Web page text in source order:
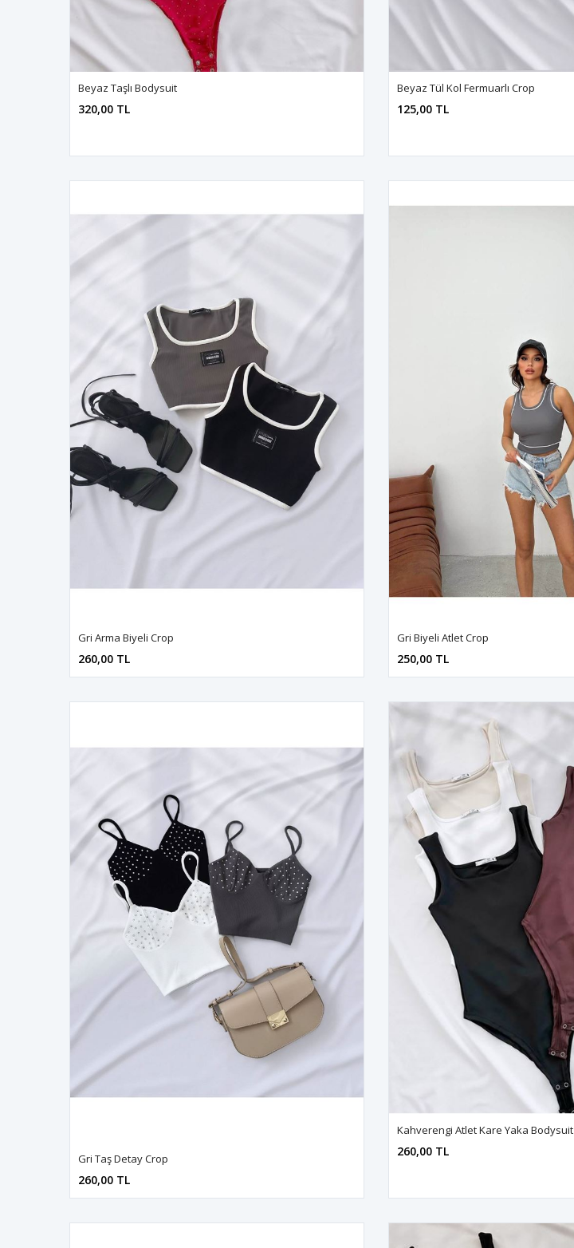
Beyaz Taşlı Bodysuit
320,00 TL
Beyaz Tül Kol Fermuarlı Crop
125,00 TL
Gri Arma Biyeli Crop
260,00 TL
Gri Biyeli Atlet Crop
250,00 TL
Gri Taş Detay Crop
260,00 TL
Kahverengi Atlet Kare Yaka Bodysuit
260,00 TL